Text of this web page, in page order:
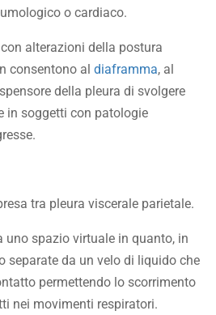
o cardiaco.
alterazioni della postura
consentono al diaframma, al
della pleura di svolgere
in soggetti con patologie
tra pleura viscerale parietale.
uno spazio virtuale in quanto, in
separate da un velo di liquido che
permettendo lo scorrimento
nei movimenti respiratori.